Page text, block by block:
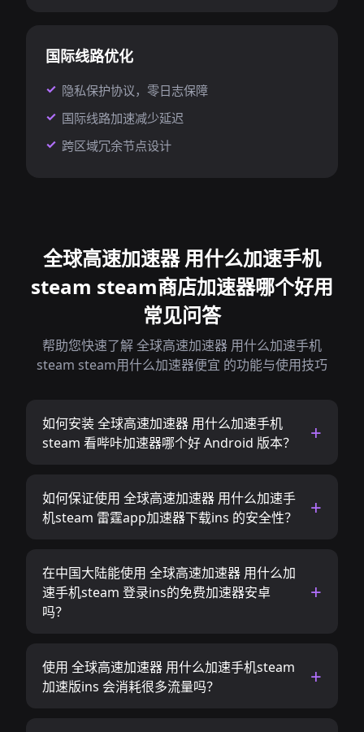
国际线路优化
隐私保护协议，零日志保障
国际线路加速减少延迟
跨区域冗余节点设计
全球高速加速器 用什么加速手机
steam steam商店加速器哪个好用
常见问答
帮助您快速了解 全球高速加速器 用什么加速手机
steam steam用什么加速器便宜 的功能与使用技巧
如何安装 全球高速加速器 用什么加速手机
steam 看哔咔加速器哪个好 Android 版本？
如何保证使用 全球高速加速器 用什么加速手
机steam 雷霆app加速器下载ins 的安全性？
在中国大陆能使用 全球高速加速器 用什么加
速手机steam 登录ins的免费加速器安卓
吗？
使用 全球高速加速器 用什么加速手机steam
加速版ins 会消耗很多流量吗？